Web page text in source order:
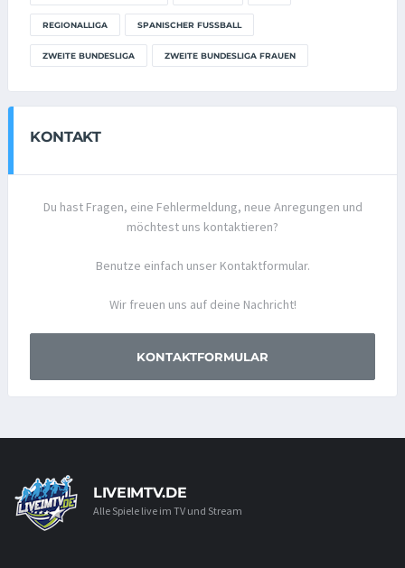
REGIONALLIGA SPANISCHER FUSSBALL
ZWEITE BUNDESLIGA ZWEITE BUNDESLIGA FRAUEN
KONTAKT
Du hast Fragen, eine Fehlermeldung, neue Anregungen und
möchtest uns kontaktieren?
Benutze einfach unser Kontaktformular.
Wir freuen uns auf deine Nachricht!
KONTAKTFORMULAR
LIVEIMTV.DE
Alle Spiele live im TV und Stream